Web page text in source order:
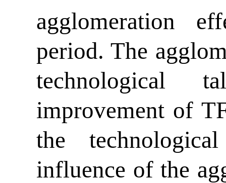
agglomeration
period. The
technological
improvement of
the
influence of the